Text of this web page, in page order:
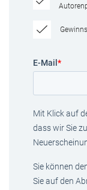
E-Mail *
Mit Klick auf
dass wir Sie
Sie können
Sie auf den